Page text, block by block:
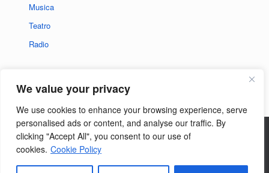
We value your privacy
We use cookies to enhance your browsing experience, serve
personalised ads or content, and analyse our traffic. By
clicking "Accept All", you consent to our use of
cookies. Cookie Policy
Musica
Teatro
Radio
Privacy policy del sito|Informativa sui cookie